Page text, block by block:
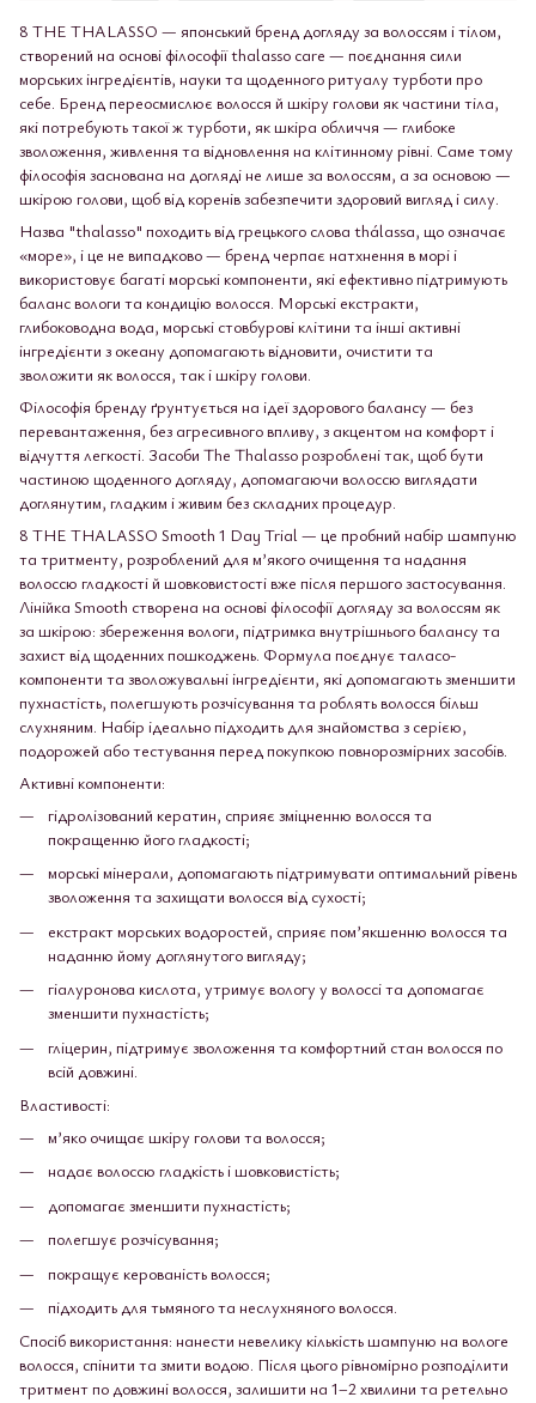
8 THE THALASSO — японський бренд догляду за волоссям і тілом,
створений на основі філософії thalasso care — поєднання сили
морських інгредієнтів, науки та щоденного ритуалу турботи про
себе. Бренд переосмислює волосся й шкіру голови як частини тіла,
які потребують такої ж турботи, як шкіра обличчя — глибоке
зволоження, живлення та відновлення на клітинному рівні. Саме тому
філософія заснована на догляді не лише за волоссям, а за основою —
шкірою голови, щоб від коренів забезпечити здоровий вигляд і силу.
Назва "thalasso" походить від грецького слова thálassa, що означає
«море», і це не випадково — бренд черпає натхнення в морі і
використовує багаті морські компоненти, які ефективно підтримують
баланс вологи та кондицію волосся. Морські екстракти,
глибоководна вода, морські стовбурові клітини та інші активні
інгредієнти з океану допомагають відновити, очистити та
зволожити як волосся, так і шкіру голови.
Філософія бренду ґрунтується на ідеї здорового балансу — без
перевантаження, без агресивного впливу, з акцентом на комфорт і
відчуття легкості. Засоби The Thalasso розроблені так, щоб бути
частиною щоденного догляду, допомагаючи волоссю виглядати
доглянутим, гладким і живим без складних процедур.
8 THE THALASSO Smooth 1 Day Trial — це пробний набір шампуню
та тритменту, розроблений для м’якого очищення та надання
волоссю гладкості й шовковистості вже після першого застосування.
Лінійка Smooth створена на основі філософії догляду за волоссям як
за шкірою: збереження вологи, підтримка внутрішнього балансу та
захист від щоденних пошкоджень. Формула поєднує таласо-
компоненти та зволожувальні інгредієнти, які допомагають зменшити
пухнастість, полегшують розчісування та роблять волосся більш
слухняним. Набір ідеально підходить для знайомства з серією,
подорожей або тестування перед покупкою повнорозмірних засобів.
Активні компоненти:
гідролізований кератин, сприяє зміцненню волосся та
покращенню його гладкості;
морські мінерали, допомагають підтримувати оптимальний рівень
зволоження та захищати волосся від сухості;
екстракт морських водоростей, сприяє пом’якшенню волосся та
наданню йому доглянутого вигляду;
гіалуронова кислота, утримує вологу у волоссі та допомагає
зменшити пухнастість;
гліцерин, підтримує зволоження та комфортний стан волосся по
всій довжині.
Властивості:
м’яко очищає шкіру голови та волосся;
надає волоссю гладкість і шовковистість;
допомагає зменшити пухнастість;
полегшує розчісування;
покращує керованість волосся;
підходить для тьмяного та неслухняного волосся.
Спосіб використання: нанести невелику кількість шампуню на вологе
волосся, спінити та змити водою. Після цього рівномірно розподілити
тритмент по довжині волосся, залишити на 1–2 хвилини та ретельно